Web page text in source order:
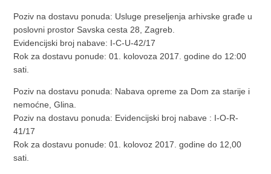
Poziv na dostavu ponuda: Usluge preseljenja arhivske građe u
poslovni prostor Savska cesta 28, Zagreb.
Evidencijski broj nabave: I-C-U-42/17
Rok za dostavu ponude: 01. kolovoza 2017. godine do 12:00
sati.
Poziv na dostavu ponuda: Nabava opreme za Dom za starije i
nemoćne, Glina.
Poziv na dostavu ponuda: Evidencijski broj nabave : I-O-R-
41/17
Rok za dostavu ponude: 01. kolovoz 2017. godine do 12,00
sati.